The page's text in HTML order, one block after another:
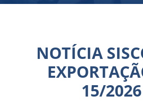
NOTÍCIA
15/2026